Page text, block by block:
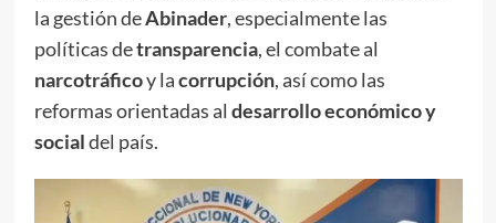
la gestión deAbinader, especialmente las
políticas detransparencia, el combate al
narcotráficoy lacorrupción, así como las
reformas orientadas al desarrollo económico y
socialdel país.